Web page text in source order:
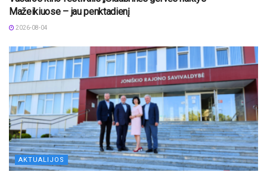
Mažeikiuose – jau penktadienį
2026-08-04
AKTUALIJOS